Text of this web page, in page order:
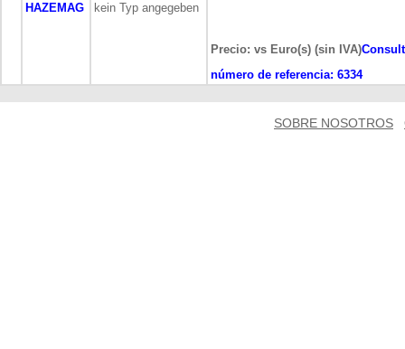
HAZEMAG kein Typ angegeben
Precio: vs Euro(s) (sin IVA)
número de referencia: 6334
SOBRE NOSOTROS